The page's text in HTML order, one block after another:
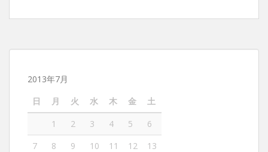
2013年7月
日
月 火 水 木 金
土
1
2 3 4 5
6
7
8 9 10 11 12
13